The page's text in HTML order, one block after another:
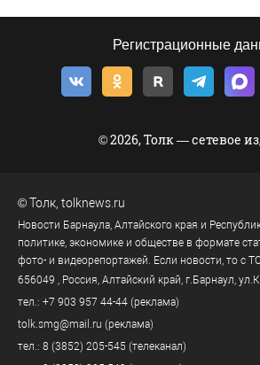
Регистрационные
© 2026, Толк — сетевое
©Толк tolknews.ru
Новости Барнаула, Алтайского края и
политике, экономике и обществе в формате
фото- и видеорепортажей. Если новости, то с
656049 , Россия, Алтайский край, г.Барнаул,
тел.: +7 903 957 44-44 (реклама)
tolk.smg@mail.ru (реклама)
тел.: 8 (3852) 205-545 (телеканал)